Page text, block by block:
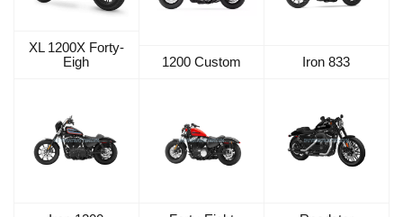
XL 1200X Forty-
Eigh
1200 Custom Iron 833